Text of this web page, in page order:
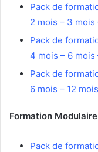
Pack de
2 mois – 3 mois
Pack de
4 mois – 6 mois
Pack de
6 mois – 12 mois
Formation Modulaire
Pack de